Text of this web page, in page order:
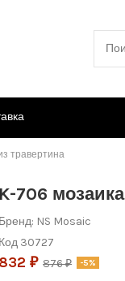
травертина
K-706
Бренд: NS Mosaic
Код 30727
832 ₽ 876 ₽ -5%